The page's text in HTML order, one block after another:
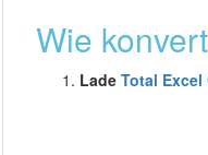
Wie
Lade Total Excel